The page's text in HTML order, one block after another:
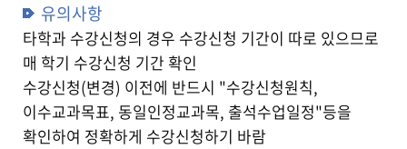
유의사항
타학과 수강신청의 경우 수강신청 기간이 따로 있으므로
매 학기 수강신청 기간 확인
수강신청(변경) 이전에 반드시 "수강신청원칙,
이수교과목표, 동일인정교과목, 출석수업일정"등을
확인하여 정확하게 수강신청하기 바람